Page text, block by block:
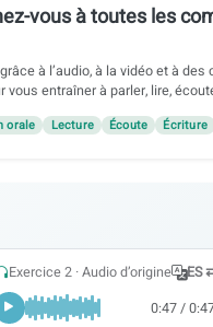
vous à toutes